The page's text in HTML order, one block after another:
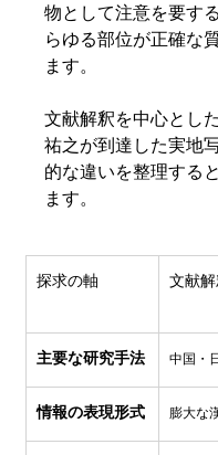
物として注意を要す
らゆる部位が正確な
ます。
文献解釈を中心とし
祐之が到達した実地
的な違いを整理する
ます。
探求の軸 文献
主要な研究手法 中国・
情報の表現形式 膨大な